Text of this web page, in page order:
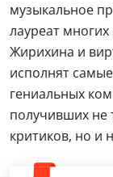
музыкальное
лауреат
Жирихина и
исполнят
гениальных
получивших не
критиков, но и